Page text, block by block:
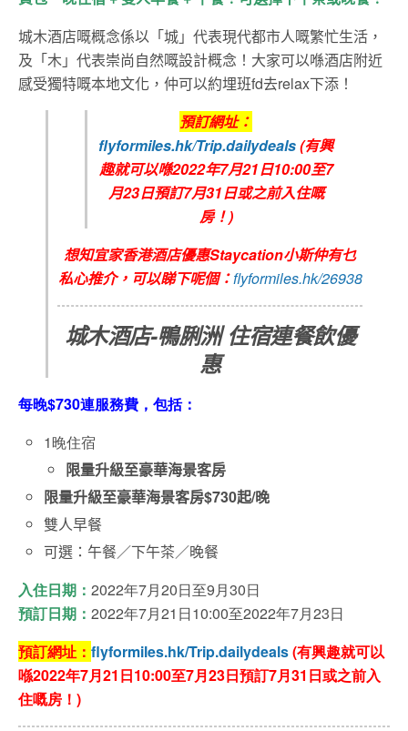
城木酒店嘅概念係以「城」代表現代都市人嘅繁忙生活，
及「木」代表崇尚自然嘅設計概念！大家可以喺酒店附近
感受獨特嘅本地文化，仲可以約埋班fd去relax下添！
預訂網址：
flyformiles.hk/Trip.dailydeals(有興
趣就可以喺2022年7月21日10:00至7
月23日預訂7月31日或之前入住嘅
房！)
想知宜家香港酒店優惠Staycation小斯仲有乜
私心推介，可以睇下呢個：flyformiles.hk/26938
城木酒店-鴨脷洲 住宿連餐飲優
惠
每晚$730連服務費，包括：
1晚住宿
限量升級至豪華海景客房
限量升級至豪華海景客房$730起/晚
雙人早餐
可選：午餐／下午茶／晚餐
入住日期： 2022年7月20日至9月30日
預訂日期： 2022年7月21日10:00至2022年7月23日
預訂網址： flyformiles.hk/Trip.dailydeals(有興趣就可以
喺2022年7月21日10:00至7月23日預訂7月31日或之前入
住嘅房！)